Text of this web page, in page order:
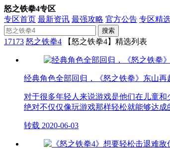
怒之铁拳4专区
专区首页 最新资讯 最强攻略 官方公告 专区精
搜索
17173 怒之铁拳4 【怒之铁拳4】精选列表
经典角色全部回归，《怒之铁拳》东山再
对于很多年轻人来说游戏是他们在儿童
绝对不仅仅像玩游戏那样轻松就能够达
转载 2020-06-03